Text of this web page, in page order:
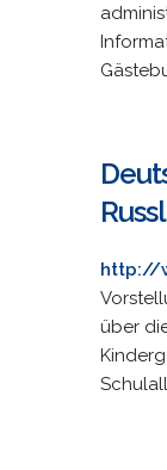
http://
über